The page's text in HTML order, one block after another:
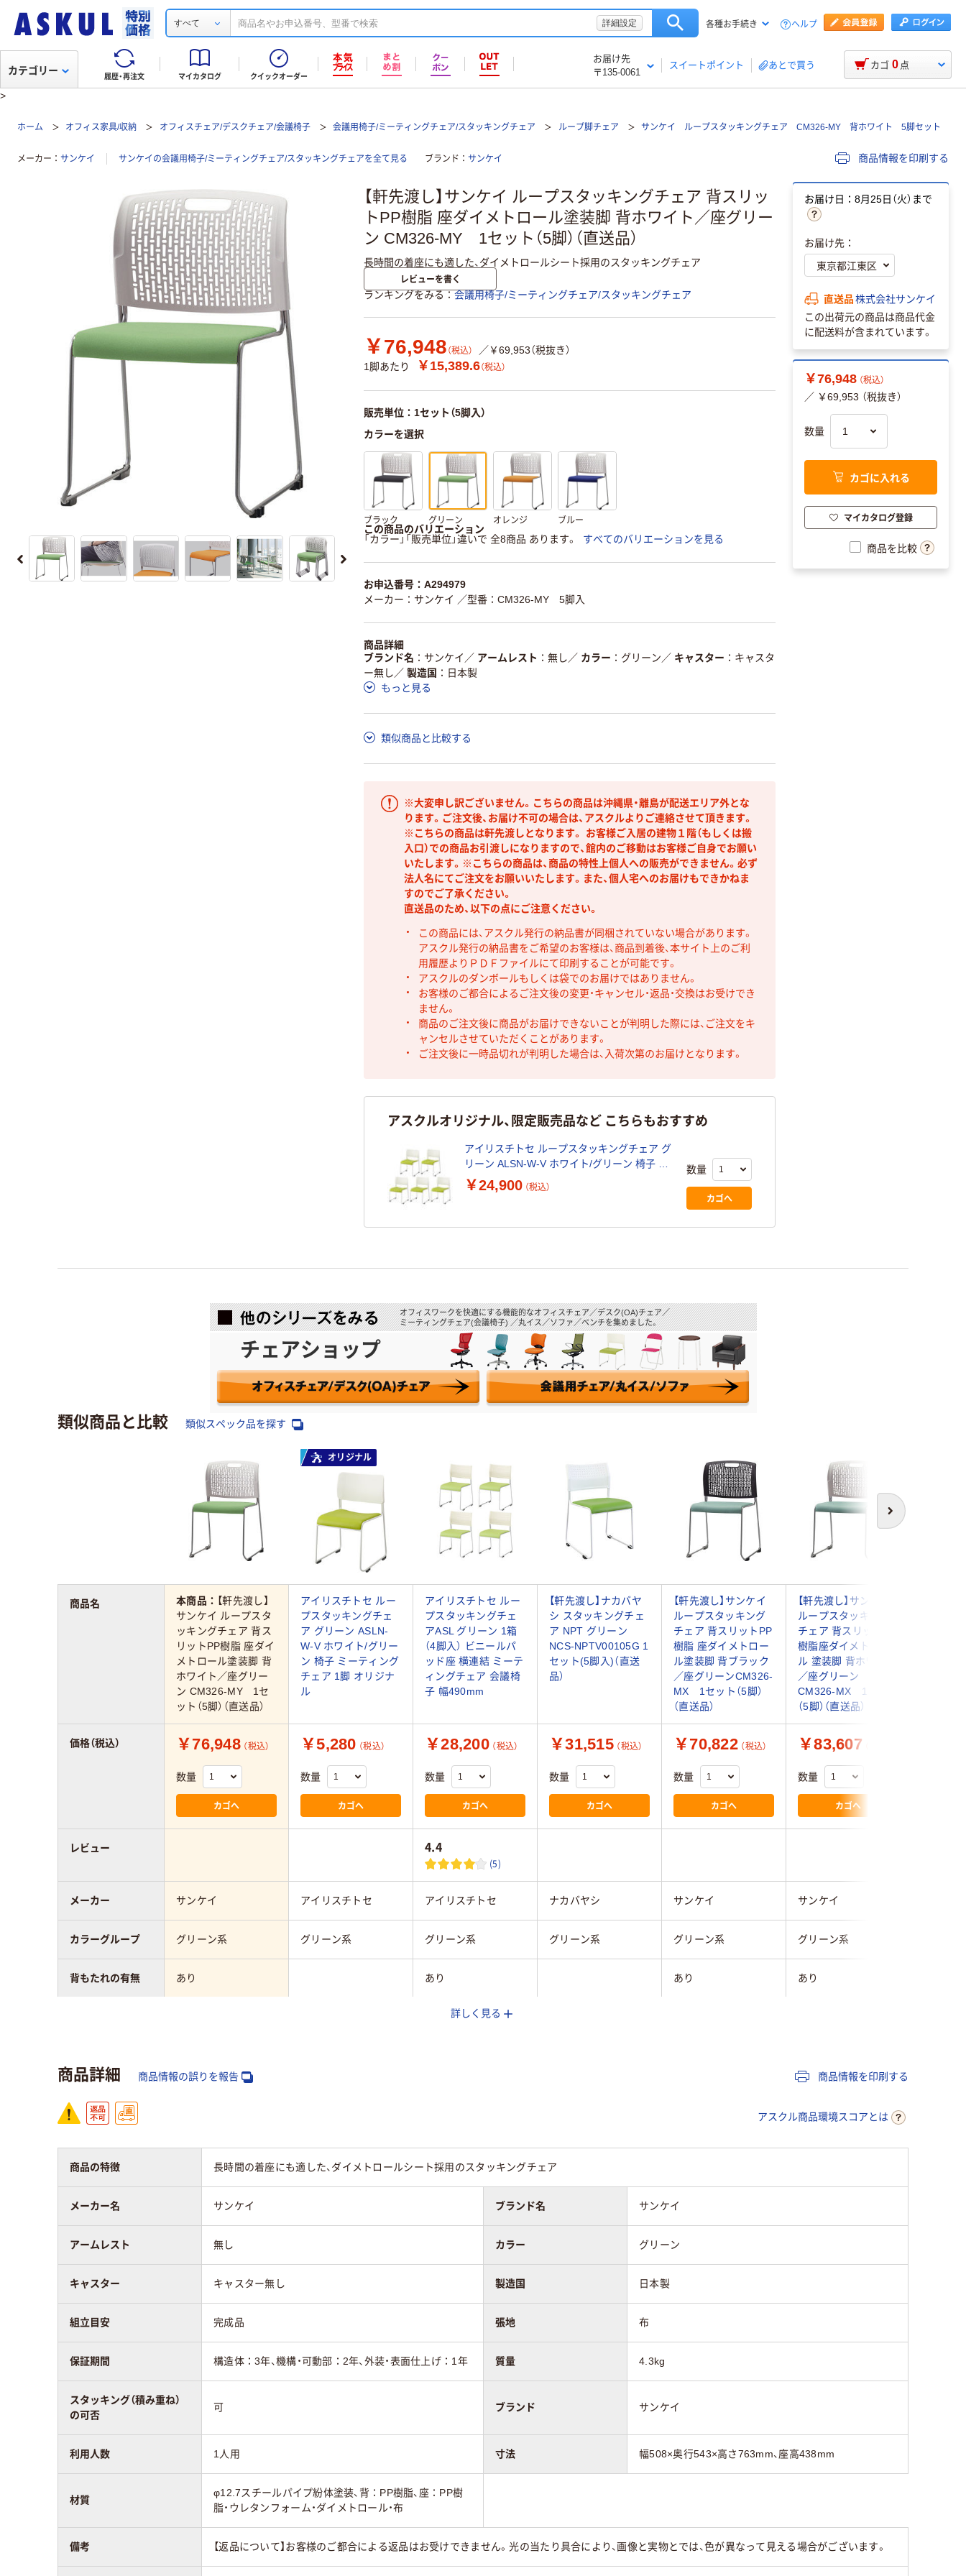
すべて 詳細設定 各種お手続き ヘルプ
履歴・再注文 マイカタログ クイックオーダー
お届け先
〒135-0061
スイートポイント あとで買う
カテゴリー カゴ 0 点
>
ホーム オフィス家具/収納 オフィスチェア/デスクチェア/会議椅子 会議用椅子/ミーティングチェア/スタッキングチェア ループ脚チェア サンケイ ループスタッキングチェア CM326-MY 背ホワイト 5脚セット
メーカー サンケイ サンケイの会議用椅子/ミーティングチェア/スタッキングチェアを全て見る ブランド サンケイ 商品情報を印刷する
【軒先渡し】サンケイ ループスタッキングチェア 背スリッ
トPP樹脂 座ダイメトロール塗装脚 背ホワイト／座グリー
ン CM326-MY 1セット（5脚）（直送品）
長時間の着座にも適した、ダイメトロールシート採用のスタッキングチェア
レビューを書く
ランキングをみる 会議用椅子/ミーティングチェア/スタッキングチェア
￥76,948 （税込）
／￥69,953（税抜き）
1脚あたり
￥15,389.6（税込）
販売単位：1セット（5脚入）
カラーを選択
ブラック グリーン オレンジ ブルー
この商品のバリエーション
「カラー」「販売単位」違いで 全8商品 あります。
すべてのバリエーションを見る
お申込番号：A294979
メーカー：サンケイ ／型番：CM326-MY 5脚入
商品詳細
ブランド名
サンケイ ／ アームレスト 無し ／ カラー グリーン ／ キャスター
キャスタ
ー無し ／ 製造国
日本製
もっと見る
類似商品と比較する
※大変申し訳ございません。こちらの商品は沖縄県・離島が配送エリア外とな
ります。ご注文後、お届け不可の場合は、アスクルよりご連絡させて頂きます。
※こちらの商品は軒先渡しとなります。 お客様ご入居の建物１階（もしくは搬
入口）での商品お引渡しになりますので、館内のご移動はお客様ご自身でお願い
いたします。※こちらの商品は、商品の特性上個人への販売ができません。必ず
法人名にてご注文をお願いいたします。また、個人宅へのお届けもできかねま
すのでご了承ください。
直送品のため、以下の点にご注意ください。
この商品には、アスクル発行の納品書が同梱されていない場合があります。
アスクル発行の納品書をご希望のお客様は、商品到着後、本サイト上のご利
用履歴よりＰＤＦファイルにて印刷することが可能です。
アスクルのダンボールもしくは袋でのお届けではありません。
お客様のご都合によるご注文後の変更・キャンセル・返品・交換はお受けでき
ません。
商品のご注文後に商品がお届けできないことが判明した際には、ご注文をキ
ャンセルさせていただくことがあります。
ご注文後に一時品切れが判明した場合は、入荷次第のお届けとなります。
アスクルオリジナル、限定販売品など こちらもおすすめ
アイリスチトセ ループスタッキングチェア グ
リーン ALSN-W-V ホワイト/グリーン 椅子 ミ
ーティングチェア 1箱（5脚入） オリジナル
￥24,900 （税込）
数量
カゴへ
お届け日：8月25日（火）まで
お届け先：
直送品株式会社サンケイ
この出荷元の商品は商品代金
に配送料が含まれています。
￥76,948 （税込）
／ ￥69,953 （税抜き）
数量
カゴに入れる
マイカタログ登録
商品を比較
オフィスワークを快適にする機能的なオフィスチェア／デスク(OA)チェア／
ミーティングチェア(会議椅子) ／丸イス／ソファ／ベンチを集めました。
チェアショップ
類似商品と比較 類似スペック品を探す
次へ
オリジナル
本商品： 【軒先渡し】
サンケイ ループスタ
ッキングチェア 背ス
リットPP樹脂 座ダイ
メトロール塗装脚 背
ホワイト／座グリー
ン CM326-MY 1セ
ット（5脚）（直送品）
アイリスチトセ ルー
プスタッキングチェ
ア グリーン ASLN-
W-V ホワイト/グリー
ン 椅子 ミーティング
チェア 1脚 オリジナ
ル
アイリスチトセ ルー
プスタッキングチェ
アASL グリーン 1箱
（4脚入） ビニールパ
ッド座 横連結 ミーテ
ィングチェア 会議椅
子 幅490mm
【軒先渡し】ナカバヤ
シ スタッキングチェ
ア NPT グリーン
NCS-NPTV00105G 1
セット(5脚入)（直送
品）
【軒先渡し】サンケイ
ループスタッキング
チェア 背スリットPP
樹脂 座ダイメトロー
ル塗装脚 背ブラック
／座グリーンCM326-
MX 1セット（5脚）
（直送品）
【軒先渡し】サンケイ
ループスタッキング
チェア 背スリットPP
樹脂座ダイメトロー
ル 塗装脚 背ホワイト
／座グリーン
CM326-MX 1セット
（5脚）（直送品）
￥76,948 （税込）
数量
カゴへ
￥5,280 （税込）
数量
カゴへ
￥28,200 （税込）
数量
カゴへ
￥31,515 （税込）
数量
カゴへ
￥70,822 （税込）
数量
カゴへ
￥83,607
数量
カゴへ
4.4
(5)
サンケイ アイリスチトセ アイリスチトセ ナカバヤシ サンケイ サンケイ
グリーン系 グリーン系 グリーン系 グリーン系 グリーン系 グリーン系
あり あり あり あり
キャスター無し キャスター無し
可
4.0kg 4.4kg 6.3kg
商品名
価格（税込）
レビュー
メーカー
カラーグループ
背もたれの有無
キャスター
スタッキング（積
み重ね）の可否
質量
アスクル商品環境
詳しく見る
商品詳細 商品情報の誤りを報告 商品情報を印刷する
アスクル商品環境スコアとは
商品の特徴 長時間の着座にも適した、ダイメトロールシート採用のスタッキングチェア
メーカー名 サンケイ ブランド名 サンケイ
アームレスト 無し カラー グリーン
キャスター キャスター無し 製造国 日本製
組立目安 完成品 張地 布
保証期間 構造体：3年、機構・可動部：2年、外装・表面仕上げ：1年 質量 4.3kg
スタッキング（積み重ね）
の可否
可 ブランド サンケイ
利用人数 1人用 寸法 幅508×奥行543×高さ763mm、座高438mm
材質
φ12.7スチールパイプ紛体塗装、背：PP樹脂、座：PP樹
脂・ウレタンフォーム・ダイメトロール・布
備考 【返品について】お客様のご都合による返品はお受けできません。光の当たり具合により、画像と実物とでは、色が異なって見える場合がございます。